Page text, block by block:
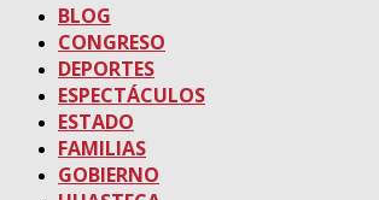
BLOG
CONGRESO
DEPORTES
ESPECTÁCULOS
ESTADO
FAMILIAS
GOBIERNO